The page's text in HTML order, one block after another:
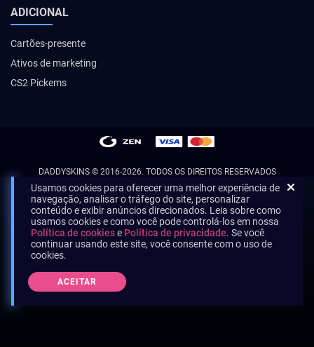
ADICIONAL
Cartões-presente
Ativos de marketing
CS2 Pickems
DADDYSKINS© 2016-2026. TODOS OS DIREITOS RESERVADOS
Usamos cookies para oferecer uma melhor experiência de
navegação, analisar o tráfego do site, personalizar
conteúdo e exibir anúncios direcionados. Leia sobre como
usamos cookies e como você pode controlá-los em nossa
Política de cookiese Política de privacidade. Se você
continuar usando este site, você consente com o uso de
cookies.
ACEITAR